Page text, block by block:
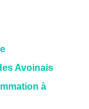
Avoinais
à